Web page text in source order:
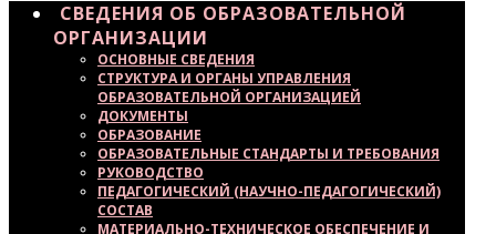
СВЕДЕНИЯ ОБ ОБРАЗОВАТЕЛЬНОЙ
ОРГАНИЗАЦИИ
ОСНОВНЫЕ СВЕДЕНИЯ
СТРУКТУРА И ОРГАНЫ УПРАВЛЕНИЯ
ОБРАЗОВАТЕЛЬНОЙ ОРГАНИЗАЦИЕЙ
ДОКУМЕНТЫ
ОБРАЗОВАНИЕ
ОБРАЗОВАТЕЛЬНЫЕ СТАНДАРТЫ И ТРЕБОВАНИЯ
РУКОВОДСТВО
ПЕДАГОГИЧЕСКИЙ (НАУЧНО-ПЕДАГОГИЧЕСКИЙ)
СОСТАВ
МАТЕРИАЛЬНО-ТЕХНИЧЕСКОЕ ОБЕСПЕЧЕНИЕ И